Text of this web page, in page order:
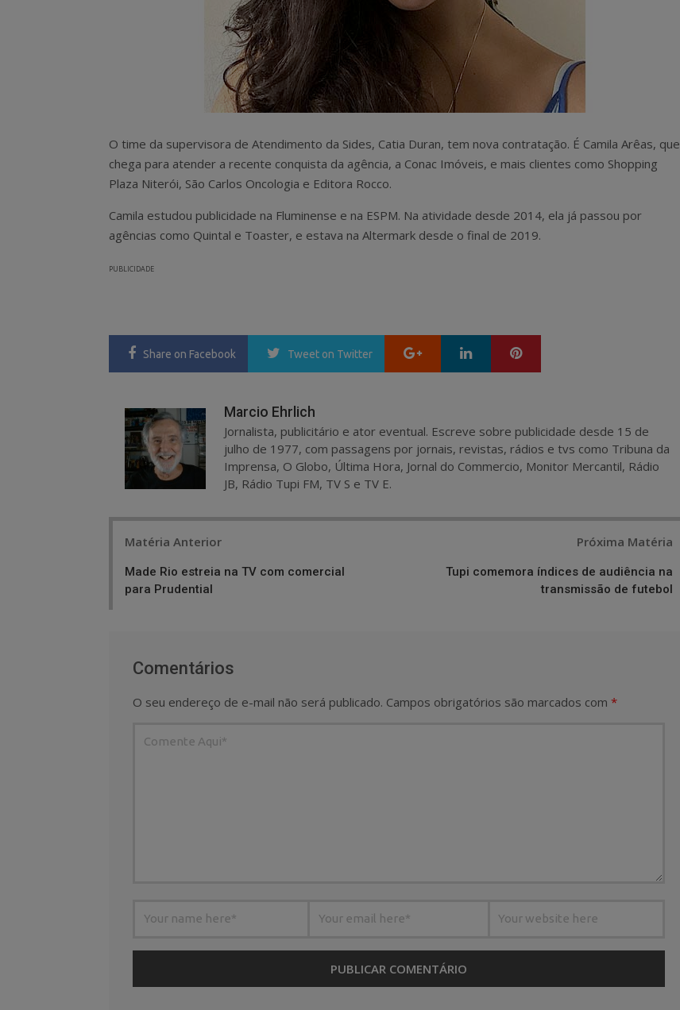
O time da supervisora de Atendimento da Sides, Catia Duran, tem nova contratação. É Camila Arêas, que
chega para atender a recente conquista da agência, a Conac Imóveis, e mais clientes como Shopping
Plaza Niterói, São Carlos Oncologia e Editora Rocco.
Camila estudou publicidade na Fluminense e na ESPM. Na atividade desde 2014, ela já passou por
agências como Quintal e Toaster, e estava na Altermark desde o final de 2019.
PUBLICIDADE
Share on Facebook Tweet on Twitter Google+ LinkedIn
Marcio Ehrlich
Jornalista, publicitário e ator eventual. Escreve sobre publicidade desde 15 de
julho de 1977, com passagens por jornais, revistas, rádios e tvs como Tribuna da
Imprensa, O Globo, Última Hora, Jornal do Commercio, Monitor Mercantil, Rádio
JB, Rádio Tupi FM, TV S e TV E.
Matéria Anterior
Made Rio estreia na TV com comercial
para Prudential
Próxima Matéria
Tupi comemora índices de audiência na
transmissão de futebol
Comentários
O seu endereço de e-mail não será publicado. Campos obrigatórios são marcados com *